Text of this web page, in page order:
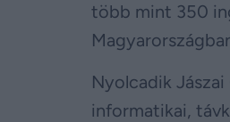
több mint 350
Nyolcadik
informatikai,